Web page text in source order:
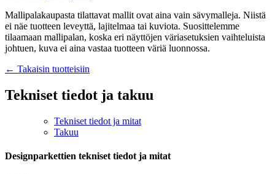
Mallipalakaupasta tilattavat mallit ovat aina vain sävymalleja. Niistä
ei näe tuotteen leveyttä, lajitelmaa tai kuviota. Suosittelemme
tilaamaan mallipalan, koska eri näyttöjen väriasetuksien vaihteluista
johtuen, kuva ei aina vastaa tuotteen väriä luonnossa.
← Takaisin tuotteisiin
Tekniset tiedot ja takuu
Tekniset tiedot ja mitat
Takuu
Designparkettien tekniset tiedot ja mitat